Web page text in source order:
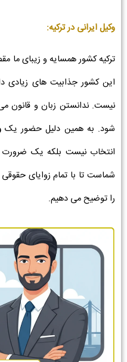
وکیل ایرانی در ترکیه:
ترکیه کشور همسایه و زیبای ما
این کشور جذابیت های زیادی
نیست. ندانستن زبان و قانون
شود. به همین دلیل حضور یک
انتخاب نیست بلکه یک ضرورت
شماست تا با تمام زوایای
را توضیح می دهیم.